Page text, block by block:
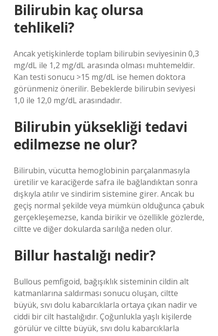
Bilirubin kaç olursa
tehlikeli?
Ancak yetişkinlerde toplam bilirubin seviyesinin 0,3
mg/dL ile 1,2 mg/dL arasında olması muhtemeldir.
Kan testi sonucu >15 mg/dL ise hemen doktora
görünmeniz önerilir. Bebeklerde bilirubin seviyesi
1,0 ile 12,0 mg/dL arasındadır.
Bilirubin yüksekliği tedavi
edilmezse ne olur?
Bilirubin, vücutta hemoglobinin parçalanmasıyla
üretilir ve karaciğerde safra ile bağlandıktan sonra
dışkıyla atılır ve sindirim sistemine girer. Ancak bu
geçiş normal şekilde veya mümkün olduğunca çabuk
gerçekleşemezse, kanda birikir ve özellikle gözlerde,
ciltte ve diğer dokularda sarılığa neden olur.
Billur hastalığı nedir?
Bullous pemfigoid, bağışıklık sisteminin cildin alt
katmanlarına saldırması sonucu oluşan, ciltte
büyük, sıvı dolu kabarcıklarla ortaya çıkan nadir ve
ciddi bir cilt hastalığıdır. Çoğunlukla yaşlı kişilerde
görülür ve ciltte büyük, sıvı dolu kabarcıklarla